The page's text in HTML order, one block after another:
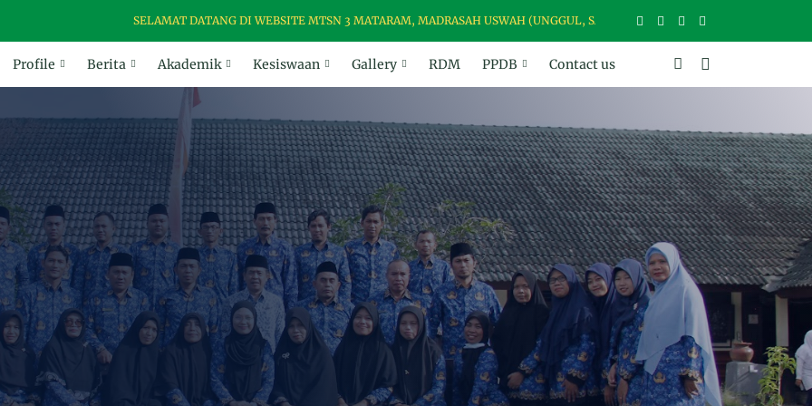
SELAMAT DATANG DI WEBSITE MTSN 3 MATARAM, MADRASAH USWAH (UNGGUL, SANTUN, BER-WAWASAN, BER-AKHLAK DAN
Profile Berita Akademik Kesiswaan Gallery RDM PPDB Contact us